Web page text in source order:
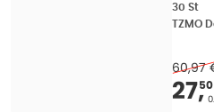
cm,
30 St
TZMO
60,97
27,